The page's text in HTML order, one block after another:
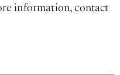
information, contact